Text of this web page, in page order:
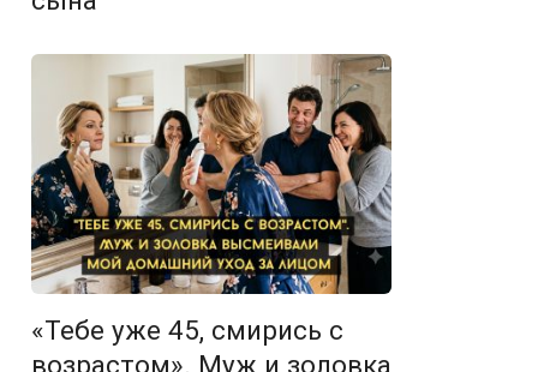
«Тебе уже 45, смирись с
возрастом». Муж и золовка